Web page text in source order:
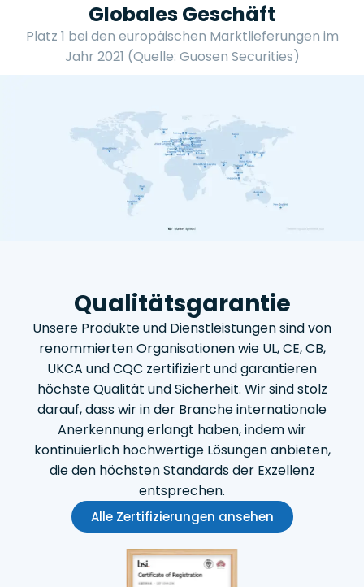
Globales Geschäft
Platz 1 bei den europäischen Marktlieferungen im
Jahr 2021 (Quelle: Guosen Securities)
Qualitätsgarantie
Unsere Produkte und Dienstleistungen sind von
renommierten Organisationen wie UL, CE, CB,
UKCA und CQC zertifiziert und garantieren
höchste Qualität und Sicherheit. Wir sind stolz
darauf, dass wir in der Branche internationale
Anerkennung erlangt haben, indem wir
kontinuierlich hochwertige Lösungen anbieten,
die den höchsten Standards der Exzellenz
entsprechen.
Alle Zertifizierungen ansehen